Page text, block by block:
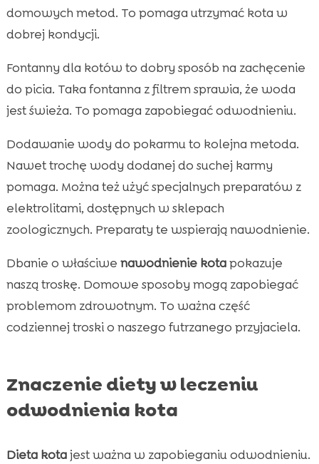
domowych metod. To pomaga utrzymać kota w
dobrej kondycji.
Fontanny dla kotów to dobry sposób na zachęcenie
do picia. Taka fontanna z filtrem sprawia, że woda
jest świeża. To pomaga zapobiegać odwodnieniu.
Dodawanie wody do pokarmu to kolejna metoda.
Nawet trochę wody dodanej do suchej karmy
pomaga. Można też użyć specjalnych preparatów z
elektrolitami, dostępnych w sklepach
zoologicznych. Preparaty te wspierają nawodnienie.
Dbanie o właściwe nawodnienie kotapokazuje
naszą troskę. Domowe sposoby mogą zapobiegać
problemom zdrowotnym. To ważna część
codziennej troski o naszego futrzanego przyjaciela.
Znaczenie diety w leczeniu
odwodnienia kota
Dieta kotajest ważna w zapobieganiu odwodnieniu.